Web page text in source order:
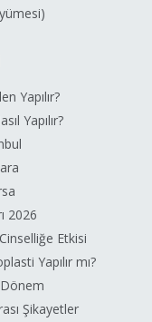
Yapılır?
Yapılır?
2026
Etkisi
Yapılır mı?
Şikayetler